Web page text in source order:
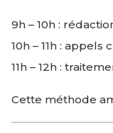
9h – 10h :
10h – 11h : appels
11h – 12h :
Cette méthode